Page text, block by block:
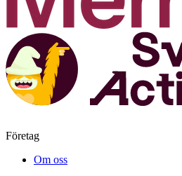
Företag
Om oss